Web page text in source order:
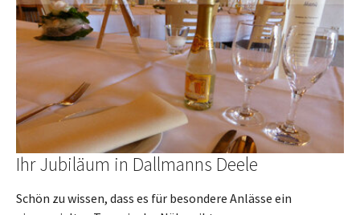
Ihr Jubiläum in Dallmanns Deele
Schön zu wissen, dass es für besondere Anlässe ein